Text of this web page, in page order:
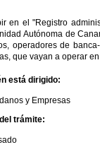
en el "Registro
Autónoma de
operadores de
que vayan a operar
está dirigido:
y Empresas
trámite: